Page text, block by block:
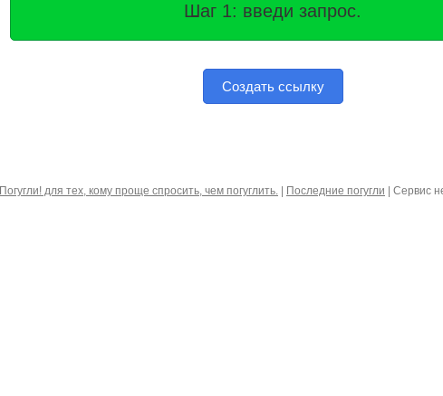
Шаг 1: введи запрос.
Создать ссылку
Погугли! для тех, кому проще спросить, чем погуглить. Последние погугли | Сервис